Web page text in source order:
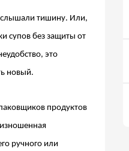
тишину. Или,
супов без защиты от
это
новый.
продуктов
ручного или